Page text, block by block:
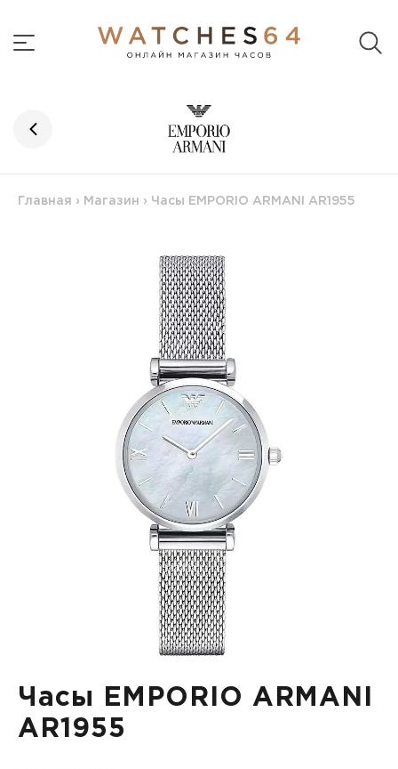
Главная › Магазин › Часы EMPORIO ARMANI AR1955
Часы EMPORIO ARMANI
AR1955